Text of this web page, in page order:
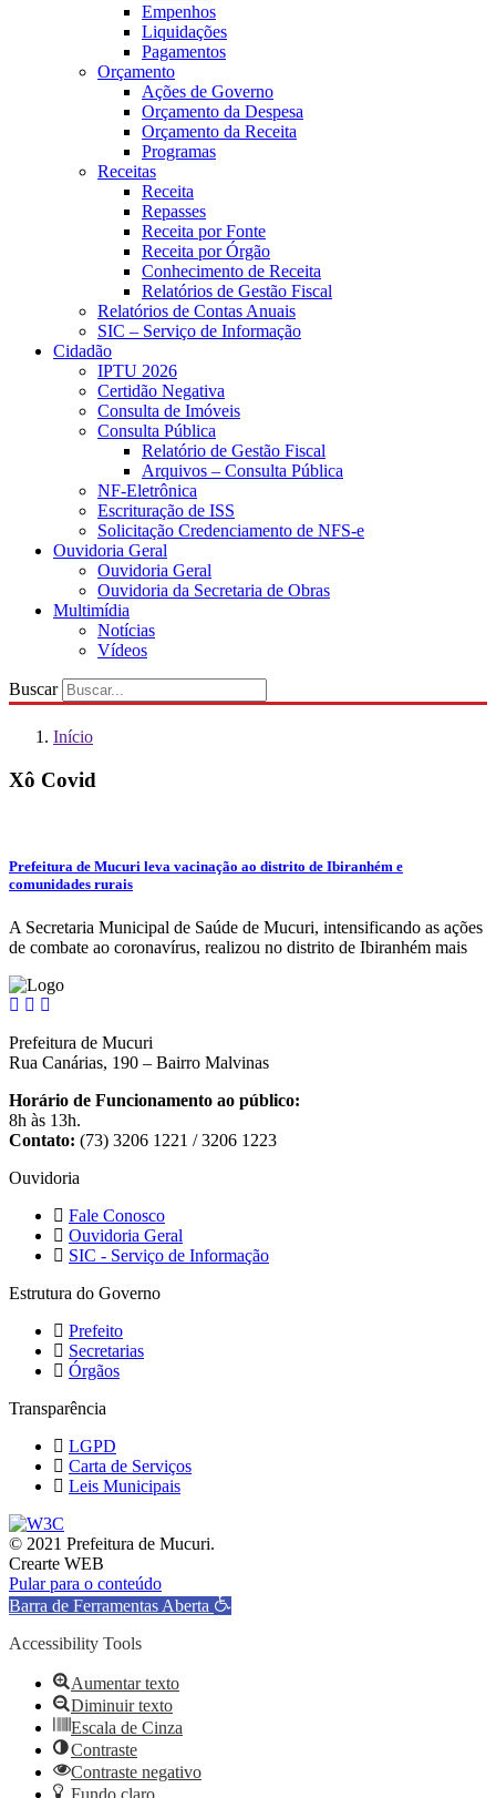
Empenhos
Liquidações
Pagamentos
Orçamento
Ações de Governo
Orçamento da Despesa
Orçamento da Receita
Programas
Receitas
Receita
Repasses
Receita por Fonte
Receita por Órgão
Conhecimento de Receita
Relatórios de Gestão Fiscal
Relatórios de Contas Anuais
SIC – Serviço de Informação
Cidadão
IPTU 2026
Certidão Negativa
Consulta de Imóveis
Consulta Pública
Relatório de Gestão Fiscal
Arquivos – Consulta Pública
NF-Eletrônica
Escrituração de ISS
Solicitação Credenciamento de NFS-e
Ouvidoria Geral
Ouvidoria Geral
Ouvidoria da Secretaria de Obras
Multimídia
Notícias
Vídeos
Buscar
Início
Xô Covid
Prefeitura de Mucuri leva vacinação ao distrito de Ibiranhém e
comunidades rurais
A Secretaria Municipal de Saúde de Mucuri, intensificando as ações
de combate ao coronavírus, realizou no distrito de Ibiranhém mais
Prefeitura de Mucuri
Rua Canárias, 190 – Bairro Malvinas
Horário de Funcionamento ao público:
8h às 13h.
Contato: (73) 3206 1221 / 3206 1223
Ouvidoria
Fale Conosco
Ouvidoria Geral
SIC - Serviço de Informação
Estrutura do Governo
Prefeito
Secretarias
Órgãos
Transparência
LGPD
Carta de Serviços
Leis Municipais
© 2021 Prefeitura de Mucuri.
Crearte WEB
Pular para o conteúdo
Barra de Ferramentas Aberta
Accessibility Tools
Aumentar texto
Diminuir texto
Escala de Cinza
Contraste
Contraste negativo
Fundo claro